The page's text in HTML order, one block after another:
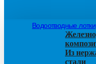
Водоотводные лотки
Из
стали